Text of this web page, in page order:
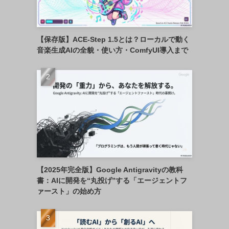
【保存版】ACE-Step 1.5とは？ローカルで動く
音楽生成AIの全貌・使い方・ComfyUI導入まで
【2025年完全版】Google Antigravityの教科
書：AIに開発を“丸投げ”する「エージェントフ
ァースト」の始め方